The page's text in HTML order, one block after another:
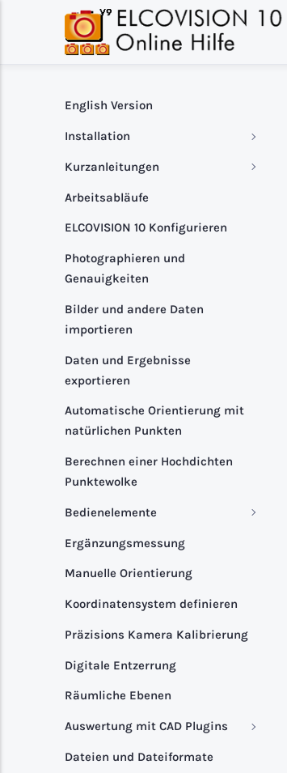
English Version
Installation
Kurzanleitungen
Arbeitsabläufe
ELCOVISION 10 Konfigurieren
Photographieren und
Genauigkeiten
Bilder und andere Daten
importieren
Daten und Ergebnisse
exportieren
Automatische Orientierung mit
natürlichen Punkten
Berechnen einer Hochdichten
Punktewolke
Bedienelemente
Ergänzungsmessung
Manuelle Orientierung
Koordinatensystem definieren
Präzisions Kamera Kalibrierung
Digitale Entzerrung
Räumliche Ebenen
Auswertung mit CAD Plugins
Dateien und Dateiformate